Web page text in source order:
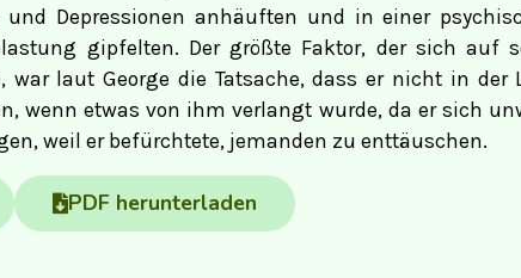
und Depressionen anhäuften und in einer
gipfelten. Der größte Faktor, der sich auf
war laut George die Tatsache, dass er nicht in der
wenn etwas von ihm verlangt wurde, da er sich
weil er befürchtete, jemanden zu enttäuschen.
PDF herunterladen